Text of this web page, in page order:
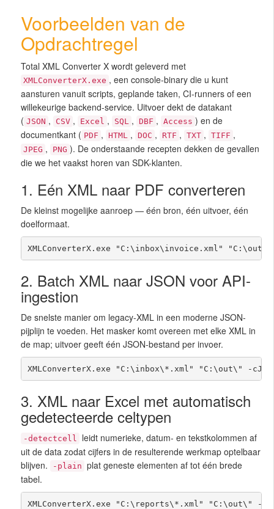
Voorbeelden van de
Opdrachtregel
Total XML Converter X wordt geleverd met
XMLConverterX.exe , een console-binary die u kunt
aansturen vanuit scripts, geplande taken, CI-runners of een
willekeurige backend-service. Uitvoer dekt de datakant
( JSON , CSV , Excel , SQL , DBF , Access ) en de
documentkant ( PDF , HTML , DOC , RTF , TXT , TIFF ,
JPEG , PNG ). De onderstaande recepten dekken de gevallen
die we het vaakst horen van SDK-klanten.
1. Eén XML naar PDF converteren
De kleinst mogelijke aanroep — één bron, één uitvoer, één
doelformaat.
XMLConverterX.exe "C:\inbox\invoice.xml"
2. Batch XML naar JSON voor API-
ingestion
De snelste manier om legacy-XML in een moderne JSON-
pijplijn te voeden. Het masker komt overeen met elke XML in
de map; uitvoer geeft één JSON-bestand per invoer.
XMLConverterX.exe "C:\inbox\*.xml" "C:\out\" -
3. XML naar Excel met automatisch
gedetecteerde celtypen
-detectcell
leidt numerieke, datum- en tekstkolommen af
uit de data zodat cijfers in de resulterende werkmap optelbaar
blijven.
-plain plat geneste elementen af tot één brede
tabel.
XMLConverterX.exe "C:\reports\*.xml" "C:\out\" -